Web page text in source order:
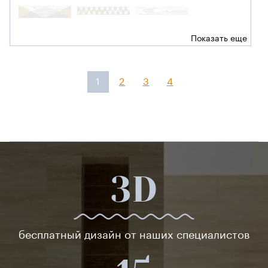
Показать еще
1 2 3 4
3D
бесплатный дизайн от наших специалистов